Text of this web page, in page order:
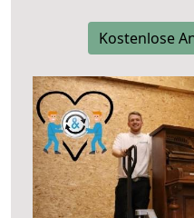
Kostenlose